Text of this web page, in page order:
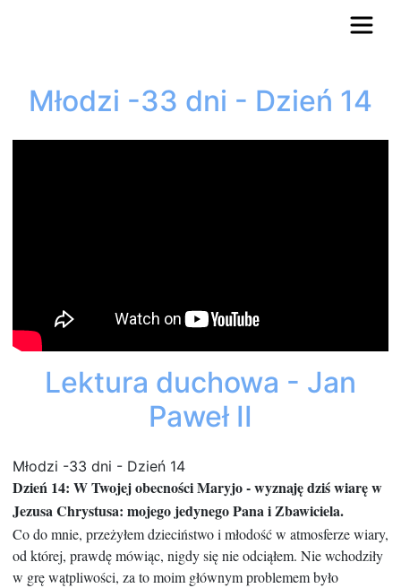
Młodzi -33 dni - Dzień 14
Lektura duchowa - Jan
Paweł II
Młodzi -33 dni - Dzień 14
Dzień 14: W Twojej obecności Maryjo - wyznaję dziś wiarę w
JezusaChrystusa: mojego jedynego Pana i Zbawiciela.
Co do mnie, przeżyłem dzieciństwo i młodość w atmosferze wiary,
od której, prawdę mówiąc, nigdy się nie odciąłem. Nie wchodziły
w grę wątpliwości, za to moim głównym problemem było